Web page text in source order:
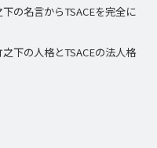
の名言からTSACEを完全に
下の人格とTSACEの法人格